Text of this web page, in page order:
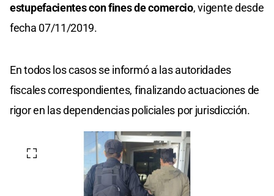
estupefacientes con fines de comercio, vigente desde
fecha 07/11/2019.
En todos los casos se informó a las autoridades
fiscales correspondientes, finalizando actuaciones de
rigor en las dependencias policiales por jurisdicción.